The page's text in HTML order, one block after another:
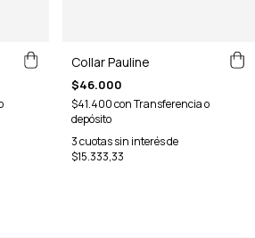
Collar Pauline
$46.000
$41.400conTransferencia o
depósito
3cuotas sin interés de
$15.333,33